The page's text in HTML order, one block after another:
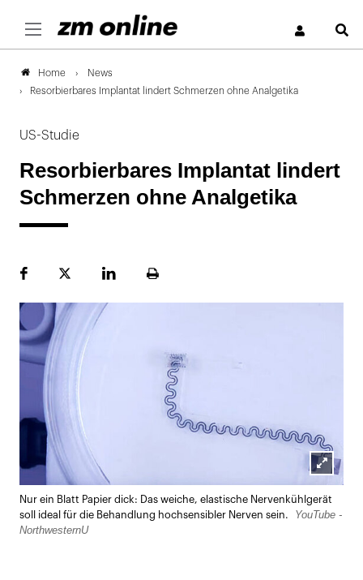
Home
News
Resorbierbares Implantat lindert Schmerzen ohne Analgetika
US-Studie
Resorbierbares Implantat lindert
Schmerzen ohne Analgetika
FacebookPlattformLinekdInSeite
Lightbox
öffnen
Nur ein Blatt Papier dick: Das weiche, elastische Nervenkühlgerät
soll ideal für die Behandlung hochsensibler Nerven sein.
YouTube -
NorthwesternU